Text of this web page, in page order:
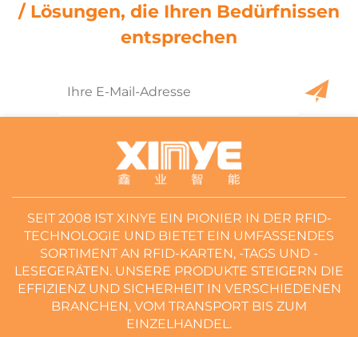
/ Lösungen, die Ihren Bedürfnissen
entsprechen
SEIT 2008 IST XINYE EIN PIONIER IN DER RFID-
TECHNOLOGIE UND BIETET EIN UMFASSENDES
SORTIMENT AN RFID-KARTEN, -TAGS UND -
LESEGERÄTEN. UNSERE PRODUKTE STEIGERN DIE
EFFIZIENZ UND SICHERHEIT IN VERSCHIEDENEN
BRANCHEN, VOM TRANSPORT BIS ZUM
EINZELHANDEL.